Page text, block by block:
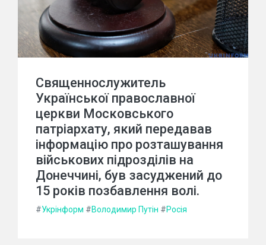
Священнослужитель
Української православної
церкви Московського
патріархату, який передавав
інформацію про розташування
військових підрозділів на
Донеччині, був засуджений до
15 років позбавлення волі.
#Укрінформ #Володимир Путін #Росія